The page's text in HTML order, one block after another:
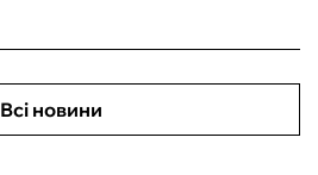
Всі новини